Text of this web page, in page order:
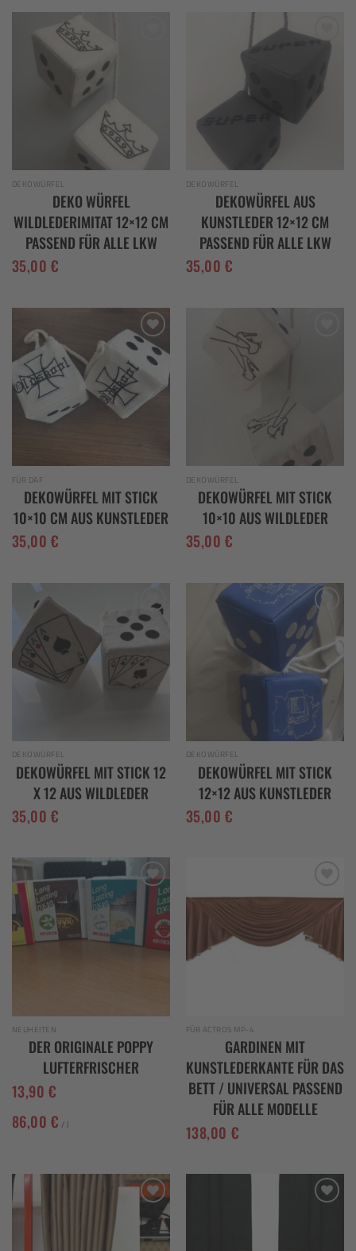
DEKOWÜRFEL
DEKO WÜRFEL
WILDLEDERIMITAT 12×12 CM
PASSEND FÜR ALLE LKW
35,00€
Add to
wishlist
DEKOWÜRFEL
DEKOWÜRFEL AUS
KUNSTLEDER 12×12 CM
PASSEND FÜR ALLE LKW
35,00€
Add to
wishlist
FÜR DAF
DEKOWÜRFEL MIT STICK
10×10 CM AUS KUNSTLEDER
35,00€
DEKOWÜRFEL
DEKOWÜRFEL MIT STICK
10×10 AUS WILDLEDER
35,00€
Add to
wishlist
DEKOWÜRFEL
DEKOWÜRFEL MIT STICK 12
X 12 AUS WILDLEDER
35,00€
Add to
wishlist
DEKOWÜRFEL
DEKOWÜRFEL MIT STICK
12×12 AUS KUNSTLEDER
35,00€
Add to
wishlist
NEUHEITEN
DER ORIGINALE POPPY
LUFTERFRISCHER
13,90€
86,00€ / l
Add to
wishlist
FÜR ACTROS MP-4
GARDINEN MIT
KUNSTLEDERKANTE FÜR DAS
BETT / UNIVERSAL PASSEND
FÜR ALLE MODELLE
138,00 €
wishlist